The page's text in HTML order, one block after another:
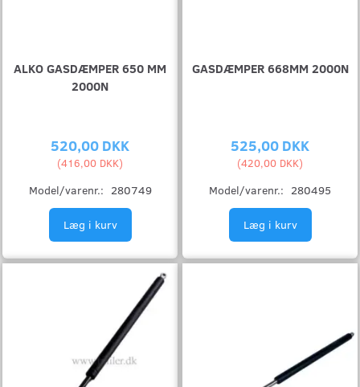
ALKO GASDÆMPER 650 MM
2000N
520,00 DKK
(416,00 DKK)
Model/varenr.: 280749
Læg i kurv
GASDÆMPER 668MM 2000N
525,00 DKK
(420,00 DKK)
Model/varenr.: 280495
Læg i kurv